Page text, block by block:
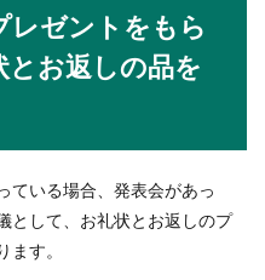
状を受けると、おめでたい気持ちと
がってくるのが、結婚式のマナーや
因を理解して、正しい方法
しましょう
レゼントをもら
とお返しの品を
ている場合、発表会があっ
として、お礼状とお返しのプ
す。